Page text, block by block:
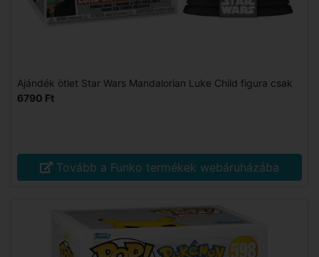
Ajándék ötlet Star Wars Mandalorian Luke Child figura csak
6790 Ft
Tovább a Funko termékek webáruházába